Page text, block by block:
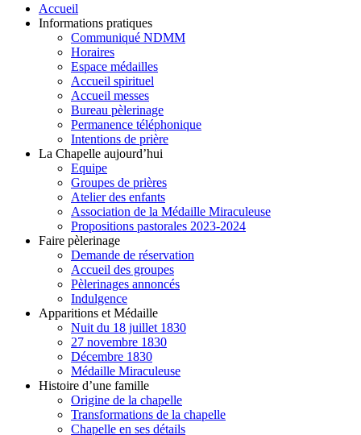
Accueil
Informations pratiques
Communiqué NDMM
Horaires
Espace médailles
Accueil spirituel
Accueil messes
Bureau pèlerinage
Permanence téléphonique
Intentions de prière
La Chapelle aujourd’hui
Equipe
Groupes de prières
Atelier des enfants
Association de la Médaille Miraculeuse
Propositions pastorales 2023-2024
Faire pèlerinage
Demande de réservation
Accueil des groupes
Pèlerinages annoncés
Indulgence
Apparitions et Médaille
Nuit du 18 juillet 1830
27 novembre 1830
Décembre 1830
Médaille Miraculeuse
Histoire d’une famille
Origine de la chapelle
Transformations de la chapelle
Chapelle en ses détails